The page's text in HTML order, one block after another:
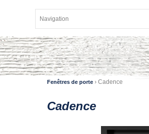
Fenêtres de porte › Cadence
Cadence